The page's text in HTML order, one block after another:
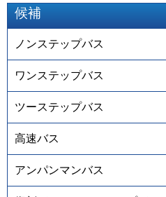
候補
ノンステップバス
ワンステップバス
ツーステップバス
高速バス
アンパンマンバス